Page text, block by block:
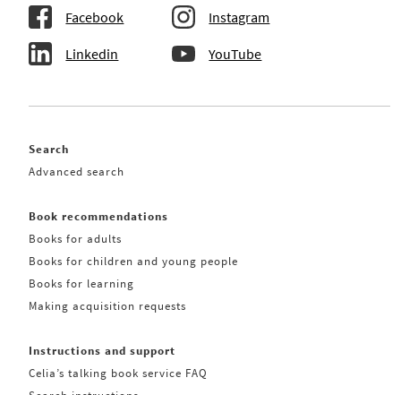
Facebook Instagram
Linkedin YouTube
Search
Advanced search
Book recommendations
Books for adults
Books for children and young people
Books for learning
Making acquisition requests
Instructions and support
Celia’s talking book service FAQ